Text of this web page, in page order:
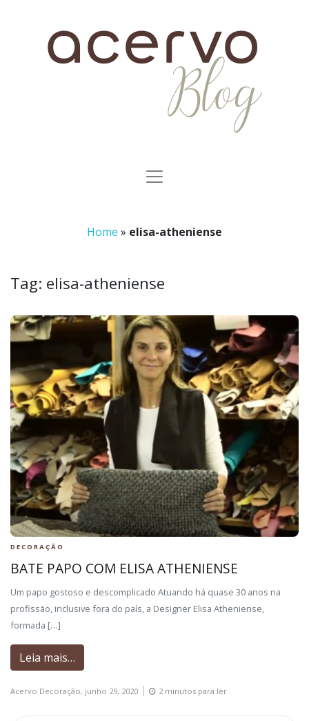
Home » elisa-atheniense
Tag: elisa-atheniense
DECORAÇÃO
BATE PAPO COM ELISA ATHENIENSE
Um papo gostoso e descomplicado Atuando há quase 30 anos na
profissão, inclusive fora do país, a Designer Elisa Atheniense,
formada […]
Leia mais…
Acervo Decoração, junho 29, 2020 2 minutos para ler